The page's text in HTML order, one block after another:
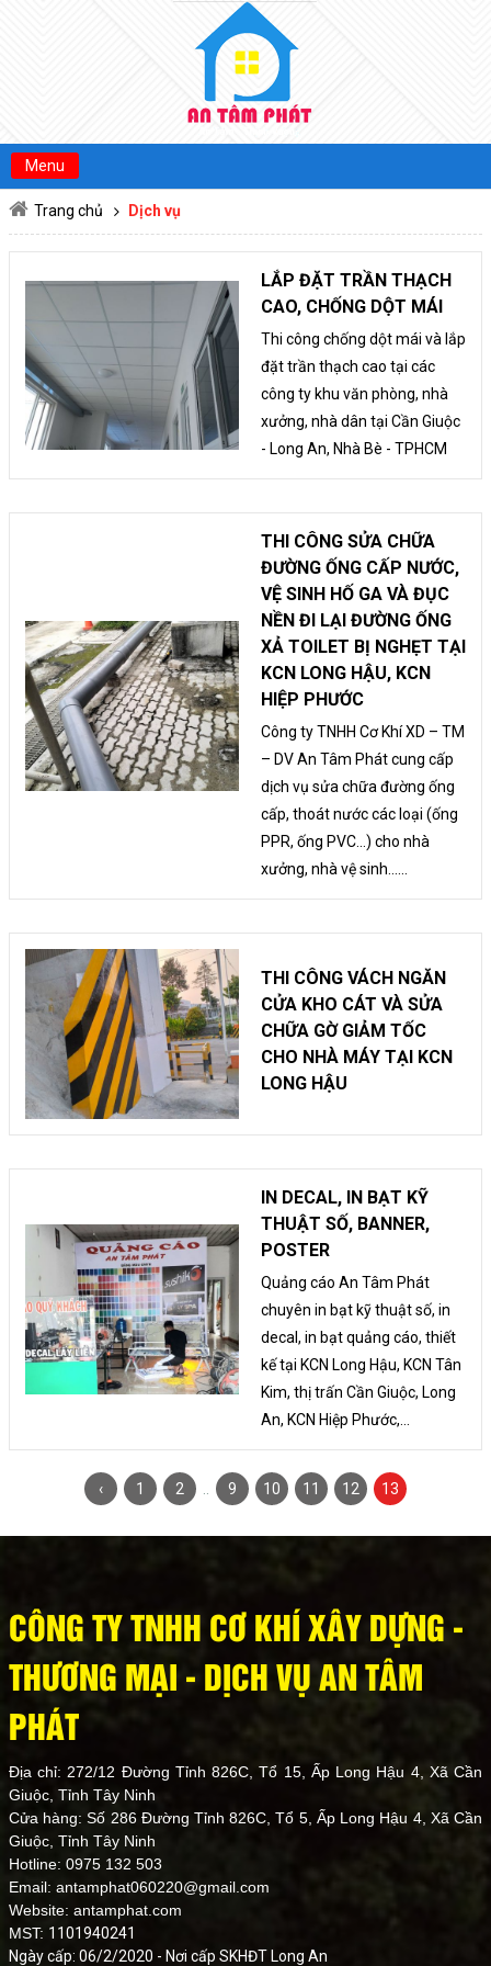
MENU
DỊCH VỤ
SẢN PHẨM
TUYỂN DỤNG
LIÊN HỆ
Menu
Trang chủ Dịch vụ
LẮP ĐẶT TRẦN THẠCH
CAO, CHỐNG DỘT MÁI
Thi công chống dột mái và lắp
đặt trần thạch cao tại các
công ty khu văn phòng, nhà
xưởng, nhà dân tại Cần Giuộc
- Long An, Nhà Bè - TPHCM
THI CÔNG SỬA CHỮA
ĐƯỜNG ỐNG CẤP NƯỚC,
VỆ SINH HỐ GA VÀ ĐỤC
NỀN ĐI LẠI ĐƯỜNG ỐNG
XẢ TOILET BỊ NGHẸT TẠI
KCN LONG HẬU, KCN
HIỆP PHƯỚC
Công ty TNHH Cơ Khí XD – TM
– DV An Tâm Phát cung cấp
dịch vụ sửa chữa đường ống
cấp, thoát nước các loại (ống
PPR, ống PVC...) cho nhà
xưởng, nhà vệ sinh......
THI CÔNG VÁCH NGĂN
CỬA KHO CÁT VÀ SỬA
CHỮA GỜ GIẢM TỐC
CHO NHÀ MÁY TẠI KCN
LONG HẬU
IN DECAL, IN BẠT KỸ
THUẬT SỐ, BANNER,
POSTER
Quảng cáo An Tâm Phát
chuyên in bạt kỹ thuật số, in
decal, in bạt quảng cáo, thiết
kế tại KCN Long Hậu, KCN Tân
Kim, thị trấn Cần Giuộc, Long
An, KCN Hiệp Phước,...
‹ 1 2 9 10 11 12 13
CÔNG TY TNHH CƠ KHÍ XÂY DỰNG -
THƯƠNG MẠI - DỊCH VỤ AN TÂM
PHÁT
Địa chỉ: 272/12 Đường Tỉnh 826C, Tổ 15, Ấp Long Hậu 4, Xã Cần
Giuộc, Tỉnh Tây Ninh
Cửa hàng: Số 286 Đường Tỉnh 826C, Tổ 5, Ấp Long Hậu 4, Xã Cần
Giuộc, Tỉnh Tây Ninh
Hotline: 0975 132 503
Email: antamphat060220@gmail.com
Website: antamphat.com
MST: 1101940241
Ngày cấp: 06/2/2020 - Nơi cấp SKHĐT Long An